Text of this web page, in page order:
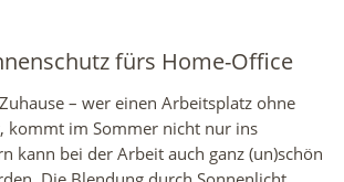
fürs Home-Office
– wer einen Arbeitsplatz ohne
kommt im Sommer nicht nur ins
kann bei der Arbeit auch ganz (un)schön